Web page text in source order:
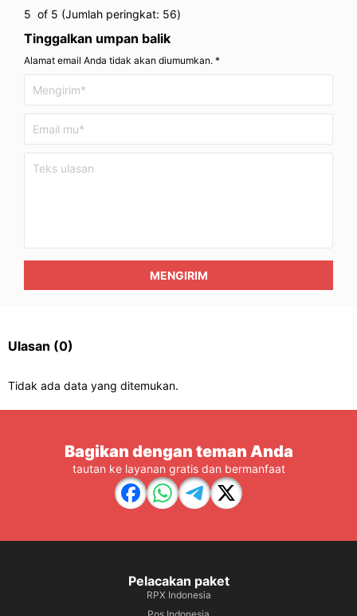
5 of 5 (Jumlah peringkat: 56)
Tinggalkan umpan balik
Alamat email Anda tidak akan diumumkan. *
MENGIRIM
Ulasan (0)
Tidak ada data yang ditemukan.
Bagikan dengan teman Anda
tautan ke layanan gratis dan bermanfaat
Pelacakan paket
RPX Indonesia